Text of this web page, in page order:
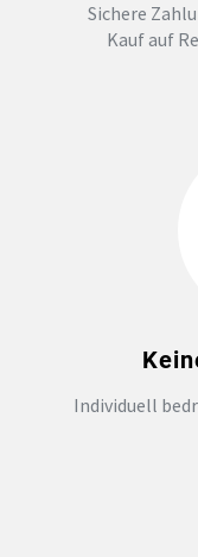
PRINT ON
SOCKEN
FOTOTASSEN
Sichere
Kauf auf
Individuell